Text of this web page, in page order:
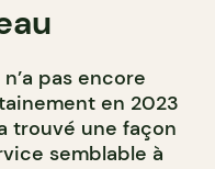
pas encore
en 2023
trouvé une façon
semblable à